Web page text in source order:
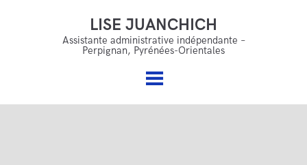
LISE JUANCHICH
Assistante administrative indépendante –
Perpignan, Pyrénées-Orientales
LISE JUANCHICH
Assistante administrative indépendante – Perpignan,
Accueil